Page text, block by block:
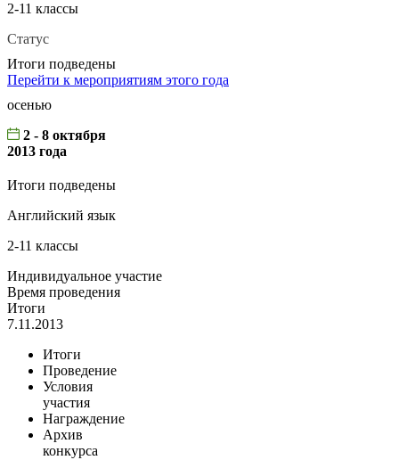
2-11 классы
Статус
Итоги подведены
Перейти к мероприятиям этого года
осенью
2 - 8 октября
2013 года
Итоги подведены
Английский язык
2-11 классы
Индивидуальное участие
Время проведения
Итоги
7.11.2013
Итоги
Проведение
Условия
участия
Награждение
Архив
конкурса